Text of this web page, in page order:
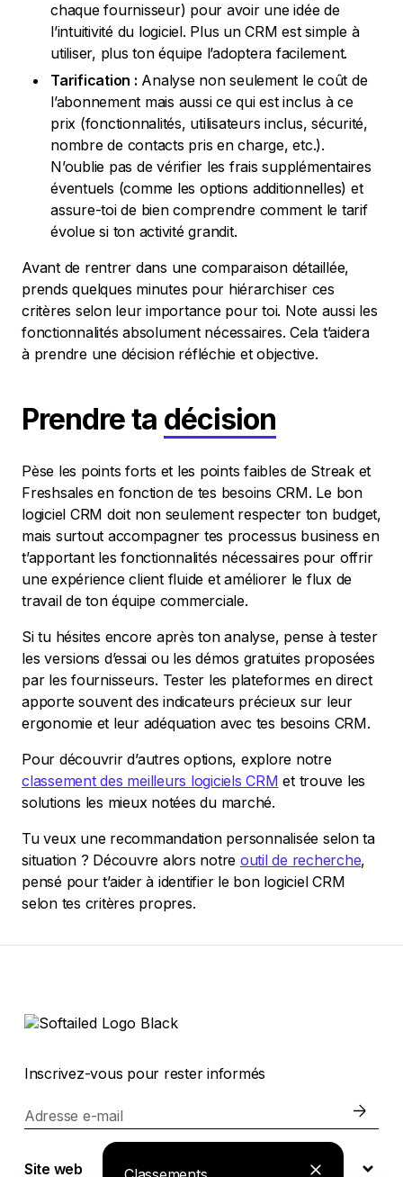
chaque fournisseur) pour avoir une idée de
l’intuitivité du logiciel. Plus un CRM est simple à
utiliser, plus ton équipe l’adoptera facilement.
Tarification : Analyse non seulement le coût de
l’abonnement mais aussi ce qui est inclus à ce
prix (fonctionnalités, utilisateurs inclus, sécurité,
nombre de contacts pris en charge, etc.).
N’oublie pas de vérifier les frais supplémentaires
éventuels (comme les options additionnelles) et
assure-toi de bien comprendre comment le tarif
évolue si ton activité grandit.
Avant de rentrer dans une comparaison détaillée,
prends quelques minutes pour hiérarchiser ces
critères selon leur importance pour toi. Note aussi les
fonctionnalités absolument nécessaires. Cela t’aidera
à prendre une décision réfléchie et objective.
Prendre ta décision
Pèse les points forts et les points faibles de Streak et
Freshsales en fonction de tes besoins CRM. Le bon
logiciel CRM doit non seulement respecter ton budget,
mais surtout accompagner tes processus business en
t’apportant les fonctionnalités nécessaires pour offrir
une expérience client fluide et améliorer le flux de
travail de ton équipe commerciale.
Si tu hésites encore après ton analyse, pense à tester
les versions d’essai ou les démos gratuites proposées
par les fournisseurs. Tester les plateformes en direct
apporte souvent des indicateurs précieux sur leur
ergonomie et leur adéquation avec tes besoins CRM.
Pour découvrir d’autres options, explore notre
classement des meilleurs logiciels CRM et trouve les
solutions les mieux notées du marché.
Tu veux une recommandation personnalisée selon ta
situation ? Découvre alors notre outil de recherche,
pensé pour t’aider à identifier le bon logiciel CRM
selon tes critères propres.
Inscrivez-vous pour rester informés
Adresse e-mail
Site web